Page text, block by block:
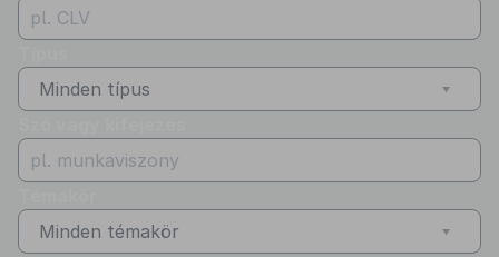
Minden típus
Minden témakör